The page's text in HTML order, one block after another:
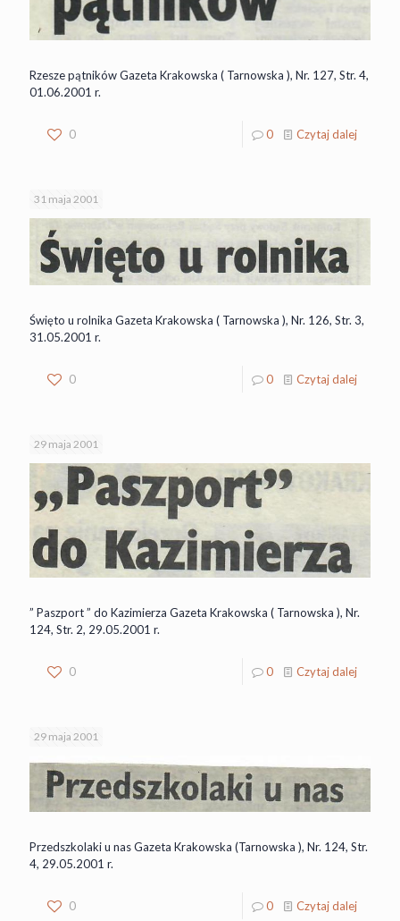
Rzesze pątników Gazeta Krakowska ( Tarnowska ), Nr. 127, Str. 4,
01.06.2001 r.
0 0 Czytaj dalej
31 maja 2001
Święto u rolnika Gazeta Krakowska ( Tarnowska ), Nr. 126, Str. 3,
31.05.2001 r.
0 0 Czytaj dalej
29 maja 2001
” Paszport ” do Kazimierza Gazeta Krakowska ( Tarnowska ), Nr.
124, Str. 2, 29.05.2001 r.
0 0 Czytaj dalej
29 maja 2001
Przedszkolaki u nas Gazeta Krakowska (Tarnowska ), Nr. 124, Str.
4, 29.05.2001 r.
0 0 Czytaj dalej